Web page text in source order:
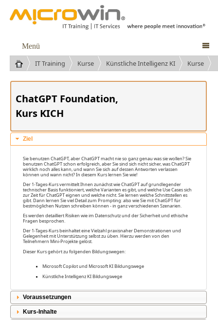
Menü 
IT Training Kurse Künstliche Intelligenz KI Kurse
ChatGPT Foundation,
Kurs KICH
Ziel
Sie benutzen ChatGPT, aber ChatGPT macht nie so ganz genau was sie wollen? Sie
benutzen ChatGPT schon erfolgreich, aber Sie sind sich nicht sicher, was ChatGPT
wirklich noch alles kann, und wann Sie sich auf dessen Antworten verlassen
können und wann nicht? In diesem Kurs lernen Sie wie!
Der 1-Tages-Kurs vermittelt Ihnen zunächst wie ChatGPT auf grundlegender
technischer Basis funktioniert, welche Varianten es gibt, und welche Use Cases sich
zur Zeit für ChatGPT eignen und welche nicht. Sie lernen welche Schnittstellen es
gibt. Dann lernen Sie viel Detail zum Prompting: also wie Sie mit ChatGPT für
bestmöglichen Nutzen schreiben können - in ganz verschiedenen Szenarien.
Es werden detailliert Risiken wie im Datenschutz und der Sicherheit und ethische
Fragen besprochen.
Der 1-Tages-Kurs beinhaltet eine Vielzahl praxisnaher Demonstrationen und
Gelegenheit mit Unterstützung selbst zu üben. Hierzu werden von den
Teilnehmern Mini-Projekte gelöst.
Dieser Kurs gehört zu folgenden Bildungswegen:
Microsoft Copilot und Microsoft KI Bildungswege
Künstliche Intelligenz KI Bildungswege
Voraussetzungen
Kurs-Inhalte